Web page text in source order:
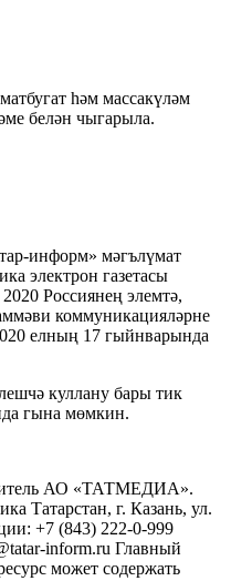
һәм массакүләм
белән чыгарыла.
информ» мәгълүмат
электрон газетасы
Россиянең элемтә,
коммуникацияләрне
елның 17 гыйнварында
куллану бары тик
гына мөмкин.
АО «ТАТМЕДИА».
Татарстан, г. Казань, ул.
+7 (843) 222-0-999
inform.ru Главный
может содержать